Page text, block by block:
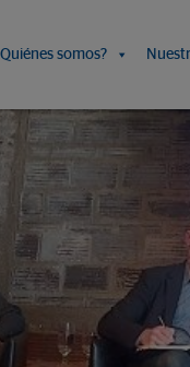
somos?